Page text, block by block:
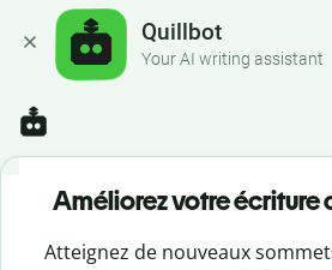
Quillbot
Your AI writing assistant
Améliorez votre écriture
Atteignez de nouveaux